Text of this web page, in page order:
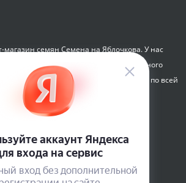
семян Семена на Яблочкова. У нас
растений, луковиц цветов и посадочного
купить семена почтой и курьером по всей